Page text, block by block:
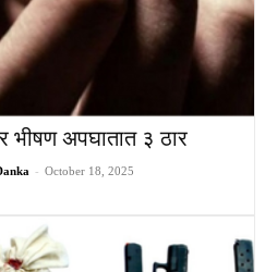
भीषण अपघातात ३ ठार
- October 18, 2025